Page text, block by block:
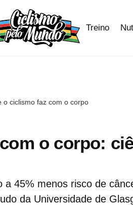
Treino
o ciclismo faz com o corpo
o corpo:
a 45% menos risco de
da Universidade de